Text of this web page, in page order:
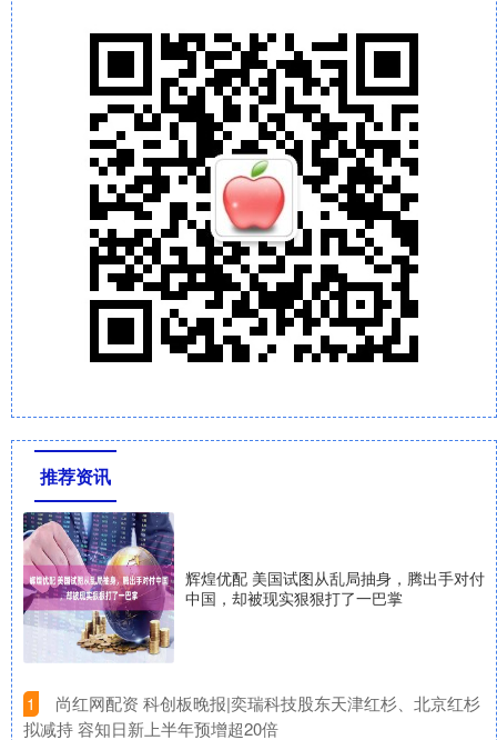
推荐资讯
辉煌优配 美国试图从乱局抽身，腾出手对付
中国，却被现实狠狠打了一巴掌
1
​尚红网配资 科创板晚报|奕瑞科技股东天津红杉、北京红杉
拟减持 容知日新上半年预增超20倍